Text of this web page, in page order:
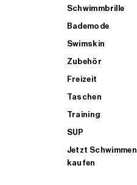
Schwimmbrille
Bademode
Swimskin
Zubehör
Freizeit
Taschen
Training
SUP
Jetzt Schwimmen
kaufen